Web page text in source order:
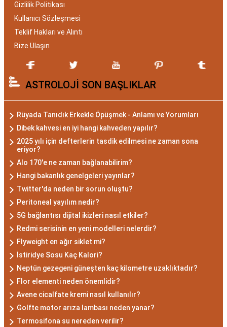
belirlemede etkilidir.
Akrep Burcu Özellikleri:
Gizemli ve Kararlı
Akrep burcu, astrolojide 23 Ekim ile 21 Kasım
tarihleri arasında doğanları ifade eder. Bu
dönemde doğan bireyler genellikle gizemli ve derin
düşünce yapısına sahiptir. Akrep burcunun temel
özellikleri arasında kararlılık, cesaret ve tutku
bulunur. Akrepler, hedeflerine ulaşmak için
kararlılıkla çalışan bireylerdir. Aynı zamanda,
zekalarını ve keskin gözlem yeteneklerini
kullanarak çözüm odaklıdırlar.
Akrep Burcu Erkeği
Özellikleri: Güçlü ve
Karizmatik
Akrep burcu erkeği, genellikle güçlü bir karaktere
ve derin bir içsel güce sahiptir. Karizmatik ve
etkileyici kişilikleriyle dikkat çekerler. Akrep burcu
erkekleri, duygusal derinlikleri ve tutkulu
yaklaşımlarıyla ilişkilerde derin bağlar kurabilirler.
Gizlilik Politikası
Kullanıcı Sözleşmesi
Teklif Hakları ve Alıntı
Bize Ulaşın
ASTROLOJİ SON BAŞLIKLAR
Rüyada Tanıdık Erkekle Öpüşmek - Anlamı ve Yorumları
Dibek kahvesi en iyi hangi kahveden yapılır?
2025 yılı için defterlerin tasdik edilmesi ne zaman sona
eriyor?
Alo 170'e ne zaman bağlanabilirim?
Hangi bakanlık genelgeleri yayınlar?
Twitter'da neden bir sorun oluştu?
Peritoneal yayılım nedir?
5G bağlantısı dijital ikizleri nasıl etkiler?
Redmi serisinin en yeni modelleri nelerdir?
Flyweight en ağır siklet mi?
İstiridye Sosu Kaç Kalori?
Neptün gezegeni güneşten kaç kilometre uzaklıktadır?
Flor elementi neden önemlidir?
Avene cicalfate kremi nasıl kullanılır?
Golfte motor arıza lambası neden yanar?
Termosifona su nereden verilir?